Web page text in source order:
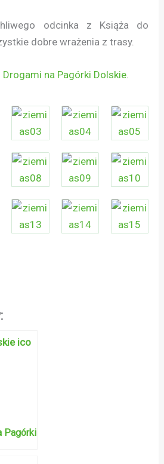
odcinka z Książa do
dobre wrażenia z trasy.
Drogami na Pagórki Dolskie.
Pagórki